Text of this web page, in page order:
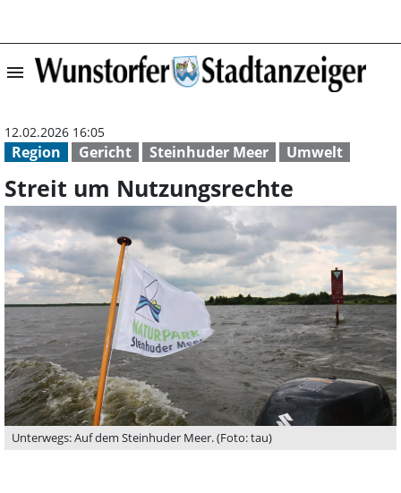
menu Streit um
Region Gericht Steinhuder Meer Umwelt
12.02.2026 16:05
Streit um Nutzungsrechte
Unterwegs: Auf dem Steinhuder Meer. (Foto: tau)